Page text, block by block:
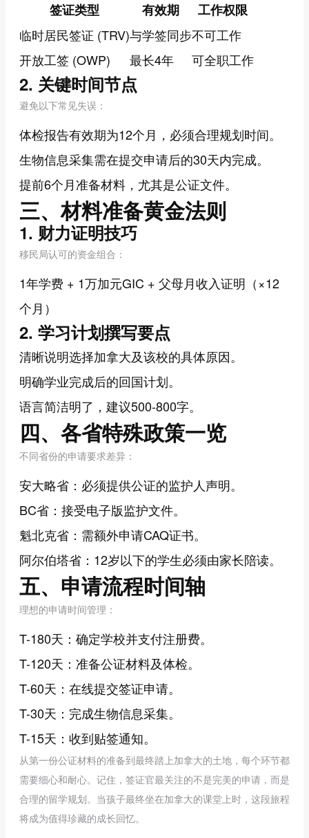
签证类型 有效期
工作权限
临时居民签证 (TRV)与学签同步不可工作
开放工签 (OWP)
最长4年 可全职工作
2. 关键时间节点
避免以下常见失误：
体检报告有效期为12个月，必须合理规划时间。
生物信息采集需在提交申请后的30天内完成。
提前6个月准备材料，尤其是公证文件。
三、材料准备黄金法则
1. 财力证明技巧
移民局认可的资金组合：
1年学费 + 1万加元GIC + 父母月收入证明（×12
个月）
2. 学习计划撰写要点
清晰说明选择加拿大及该校的具体原因。
明确学业完成后的回国计划。
语言简洁明了，建议500-800字。
四、各省特殊政策一览
不同省份的申请要求差异：
安大略省：必须提供公证的监护人声明。
BC省：接受电子版监护文件。
魁北克省：需额外申请CAQ证书。
阿尔伯塔省：12岁以下的学生必须由家长陪读。
五、申请流程时间轴
理想的申请时间管理：
T-180天：确定学校并支付注册费。
T-120天：准备公证材料及体检。
T-60天：在线提交签证申请。
T-30天：完成生物信息采集。
T-15天：收到贴签通知。
从第一份公证材料的准备到最终踏上加拿大的土地，每个环节都
需要细心和耐心。记住，签证官最关注的不是完美的申请，而是
合理的留学规划。当孩子最终坐在加拿大的课堂上时，这段旅程
将成为值得珍藏的成长回忆。